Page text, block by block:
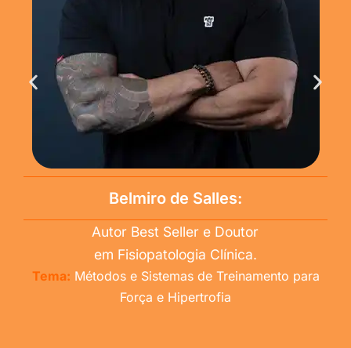
Belmiro de Salles:
Autor Best Seller e Doutor
em Fisiopatologia Clínica.
Tema: Métodos e Sistemas de Treinamento para
Força e Hipertrofia